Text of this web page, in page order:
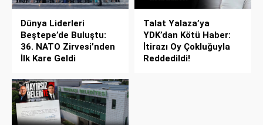
Dünya Liderleri
Beştepe’de Buluştu:
36. NATO Zirvesi’nden
İlk Kare Geldi
Talat Yalaza’ya
YDK’dan Kötü Haber:
İtirazı Oy Çokluğuyla
Reddedildi!